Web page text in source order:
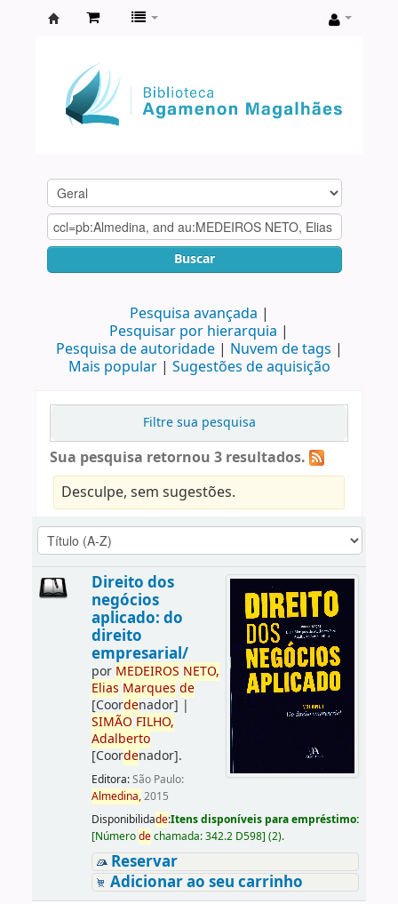
Agamenon
Magalhães
Buscar
Pesquisa avançada
Pesquisar por hierarquia
Pesquisa de autoridade
Nuvem de tags
Mais popular
Sugestões de aquisição
Filtre sua pesquisa
Sua pesquisa retornou 3 resultados.
Desculpe, sem sugestões.
Direito dos
negócios
aplicado: do
direito
empresarial/
por MEDEIROS NETO,
Elias Marques de
[Coordenador] |
SIMÃO FILHO,
Adalberto
[Coordenador].
Editora:São Paulo:
Almedina,2015
Disponibilidade:Itens disponíveis para empréstimo:
[Númerodechamada:342.2 D598] (2).
Reservar
Adicionar ao seu carrinho